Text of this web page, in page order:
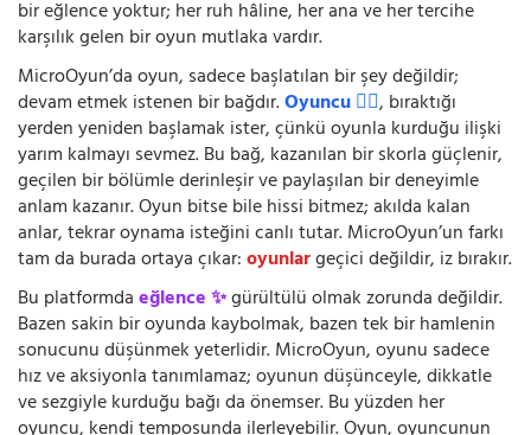
bir eğlence yoktur; her ruh hâline, her ana ve her tercihe
karşılık gelen bir oyun mutlaka vardır.
MicroOyun’da oyun, sadece başlatılan bir şey değildir;
devam etmek istenen bir bağdır.Oyuncu 🧍‍♂️, bıraktığı
yerden yeniden başlamak ister, çünkü oyunla kurduğu ilişki
yarım kalmayı sevmez. Bu bağ, kazanılan bir skorla güçlenir,
geçilen bir bölümle derinleşir ve paylaşılan bir deneyimle
anlam kazanır. Oyun bitse bile hissi bitmez; akılda kalan
anlar, tekrar oynama isteğini canlı tutar. MicroOyun’un farkı
tam da burada ortaya çıkar:oyunlargeçici değildir, iz bırakır.
Bu platformdaeğlence ✨gürültülü olmak zorunda değildir.
Bazen sakin bir oyunda kaybolmak, bazen tek bir hamlenin
sonucunu düşünmek yeterlidir. MicroOyun, oyunu sadece
hız ve aksiyonla tanımlamaz; oyunun düşünceyle, dikkatle
ve sezgiyle kurduğu bağı da önemser. Bu yüzden her